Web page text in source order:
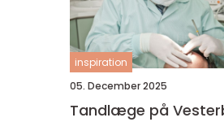
inspiration
05. December 2025
Tandlæge på